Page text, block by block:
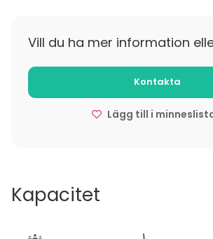
Vill du ha mer information
Kontakta
Lägg till i
Kapacitet